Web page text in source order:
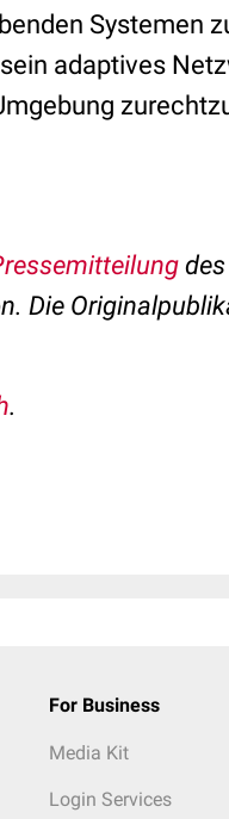
Systemen
adaptives
des
. Die
.
For Business
Media Kit
Login Services